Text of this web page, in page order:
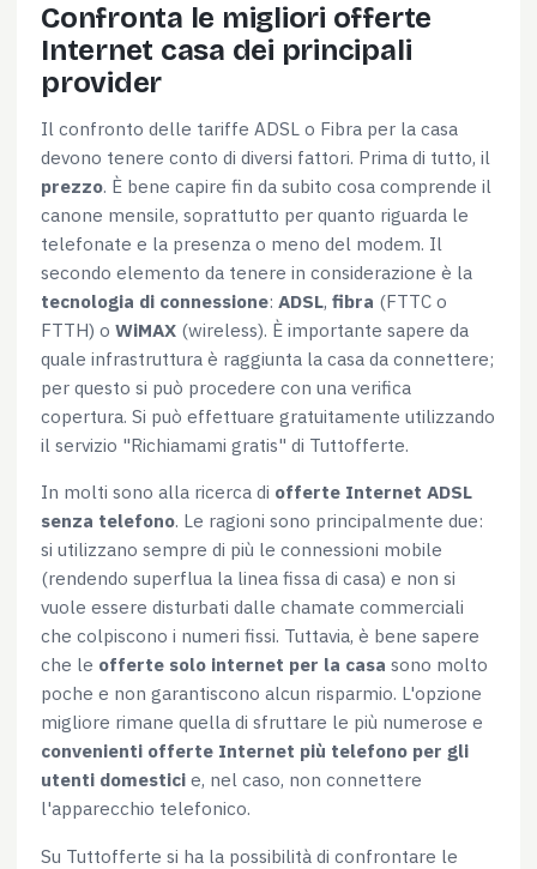
Confronta le migliori offerte
Internet casa dei principali
provider
Il confronto delle tariffe ADSL o Fibra per la casa
devono tenere conto di diversi fattori. Prima di tutto, il
prezzo. È bene capire fin da subito cosa comprende il
canone mensile, soprattutto per quanto riguarda le
telefonate e la presenza o meno del modem. Il
secondo elemento da tenere in considerazione è la
tecnologia di connessione: ADSL, fibra (FTTC o
FTTH) o WiMAX (wireless). È importante sapere da
quale infrastruttura è raggiunta la casa da connettere;
per questo si può procedere con una verifica
copertura. Si può effettuare gratuitamente utilizzando
il servizio "Richiamami gratis" di Tuttofferte.
In molti sono alla ricerca di offerte Internet ADSL
senza telefono. Le ragioni sono principalmente due:
si utilizzano sempre di più le connessioni mobile
(rendendo superflua la linea fissa di casa) e non si
vuole essere disturbati dalle chamate commerciali
che colpiscono i numeri fissi. Tuttavia, è bene sapere
che le offerte solo internet per la casa sono molto
poche e non garantiscono alcun risparmio. L'opzione
migliore rimane quella di sfruttare le più numerose e
convenienti offerte Internet più telefono per gli
utenti domestici e, nel caso, non connettere
l'apparecchio telefonico.
Su Tuttofferte si ha la possibilità di confrontare le